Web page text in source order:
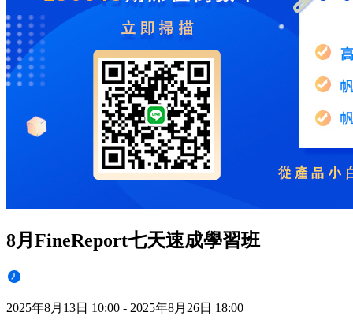
8月FineReport七天速成學習班
2025年8月13日 10:00 - 2025年8月26日 18:00